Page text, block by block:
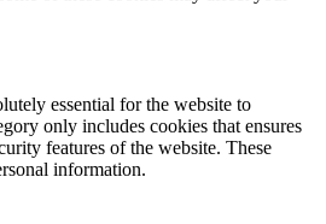
essential for the website to
only includes cookies that ensures
features of the website. These
information.